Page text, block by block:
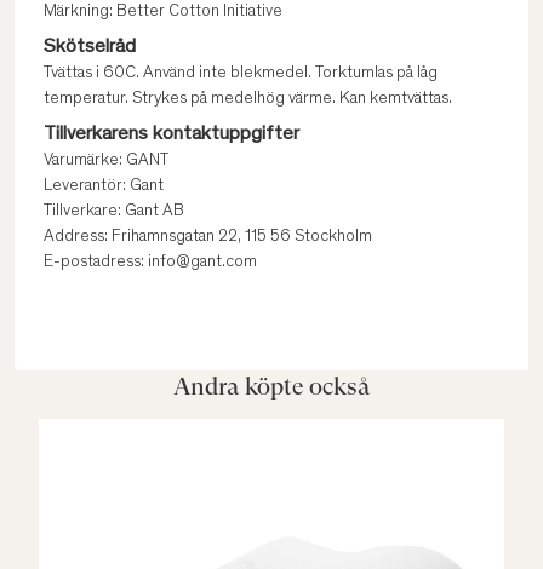
Märkning: Better Cotton Initiative
Skötselråd
Tvättas i 60C. Använd inte blekmedel. Torktumlas på låg
temperatur. Strykes på medelhög värme. Kan kemtvättas.
Tillverkarens kontaktuppgifter
Varumärke: GANT
Leverantör: Gant
Tillverkare: Gant AB
Address: Frihamnsgatan 22, 115 56 Stockholm
E-postadress: info@gant.com
Andra köpte också